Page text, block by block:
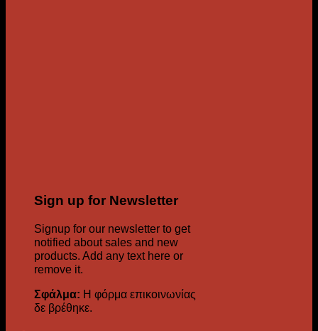
Sign up for Newsletter
Signup for our newsletter to get
notified about sales and new
products. Add any text here or
remove it.
Σφάλμα: Η φόρμα επικοινωνίας
δε βρέθηκε.